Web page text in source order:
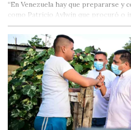
“En Venezuela hay que prepararse y
como Patricio Aylwin que procuró o
después del…